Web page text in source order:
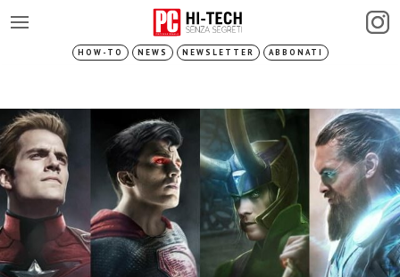
HOW-TO NEWS NEWSLETTER ABBONATI